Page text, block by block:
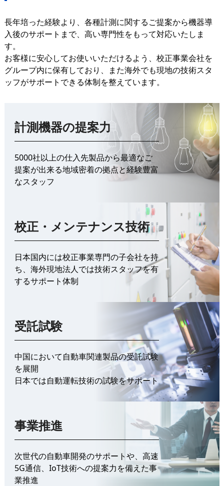
長年培った経験より、各種計測に関するご提案から機器導
入後のサポートまで、高い専門性をもって対応いたしま
す。
お客様に安心してお使いいただけるよう、校正事業会社を
グループ内に保有しており、また海外でも現地の技術スタ
ッフがサポートできる体制を整えています。
計測機器の提案力
5000社以上の仕入先製品から最適なご
提案が出来る地域密着の拠点と経験豊富
なスタッフ
校正・メンテナンス技術
日本国内には校正事業専門の子会社を持
ち、海外現地法人では技術スタッフを有
するサポート体制
受託試験
中国において自動車関連製品の受託試験
を展開
日本では自動運転技術の試験をサポート
事業推進
次世代の自動車開発のサポートや、高速
5G通信、IoT技術への提案力を備えた事
業推進